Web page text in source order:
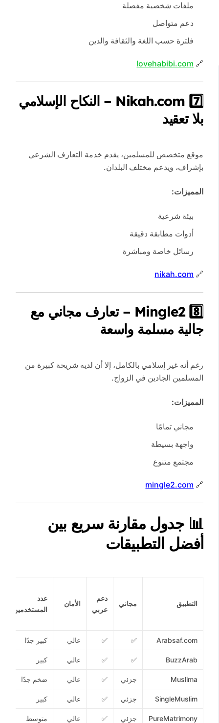
ملفات شخصية مفصلة
دعم متواصل
فلترة حسب اللغة والثقافة والدين
🔗
lovehabibi.com
7️⃣ Nikah.com – النكاح الإسلامي
بلا تعقيد
موقع متخصص للمسلمين، يقدم خدمة التعارف الشرعي
بإشراف، ويدعم مختلف البلدان.
المميزات:
بيئة شرعية
أدوات مطابقة دقيقة
رسائل خاصة ومباشرة
🔗
nikah.com
8️⃣ Mingle2 – تعارف مجاني مع
جالية مسلمة واسعة
رغم أنه غير إسلامي بالكامل، إلا أن لديه شريحة كبيرة من
المسلمين الجادين في الزواج.
المميزات:
مجاني تمامًا
واجهة بسيطة
مجتمع متنوع
🔗
mingle2.com
📊جدول مقارنة سريع بين
أفضل التطبيقات
التطبيق مجاني
دعم
عربي
الأمان
عدد
المستخدمين
Arabsaf.com
✅
✅ عالي كبير جدًا
BuzzArab
✅
✅ عالي كبير
Muslima جزئي ✅ عالي ضخم جدًا
SingleMuslim جزئي ✅ عالي كبير
PureMatrimony جزئي ✅ عالي متوسط